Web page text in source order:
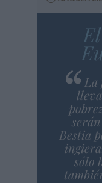
La
Bestia
sólo